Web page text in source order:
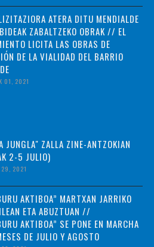
ATERA DITU MENDIALDE
ZABALTZEKO OBRAK // EL
LICITA LAS OBRAS DE
DE LA VIALIDAD DEL BARRIO
01, 2021
JUNGLA" ZALLA ZINE-ANTZOKIAN
2-5 JULIO)
29, 2021
AKTIBOA” MARTXAN JARRIKO
ETA ABUZTUAN //
AKTIBOA” SE PONE EN MARCHA
DE JULIO Y AGOSTO